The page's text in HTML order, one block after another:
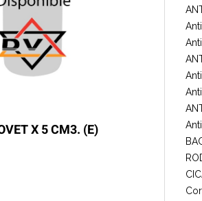
X 5 CM3. (E)